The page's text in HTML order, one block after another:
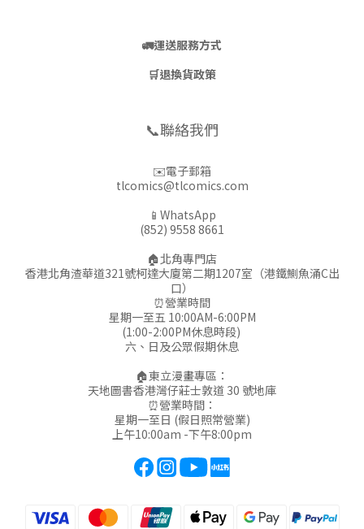
🚛運送服務方式
🛒退換貨政策
📞聯絡我們
✉️電子郵箱
tlcomics@tlcomics.com
📱WhatsApp
(852) 9558 8661
🏠北角專門店
香港北角渣華道321號柯達大廈第二期1207室（港鐵鰂魚涌C出
口）
⏰營業時間
星期一至五 10:00AM-6:00PM
(1:00-2:00PM休息時段)
六、日及公眾假期休息
🏠東立漫畫專區：
天地圖書香港灣仔莊士敦道 30 號地庫
⏰營業時間：
星期一至日 (假日照常營業)
上午10:00am -下午8:00pm